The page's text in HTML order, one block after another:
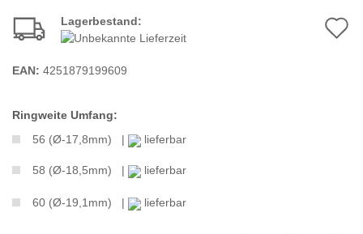
Lagerbestand:
EAN: 4251879199609
Ringweite Umfang:
56 (Ø-17,8mm) |
lieferbar
58 (Ø-18,5mm) | lieferbar
60 (Ø-19,1mm) | lieferbar